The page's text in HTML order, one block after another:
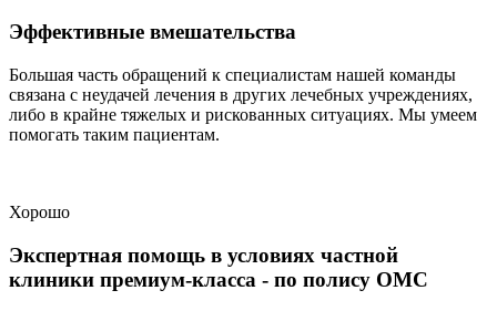
Эффективные вмешательства
Большая часть обращений к специалистам нашей команды
связана с неудачей лечения в других лечебных учреждениях,
либо в крайне тяжелых и рискованных ситуациях. Мы умеем
помогать таким пациентам.
Хорошо
Экспертная помощь в условиях частной
клиники премиум-класса - по полису ОМС